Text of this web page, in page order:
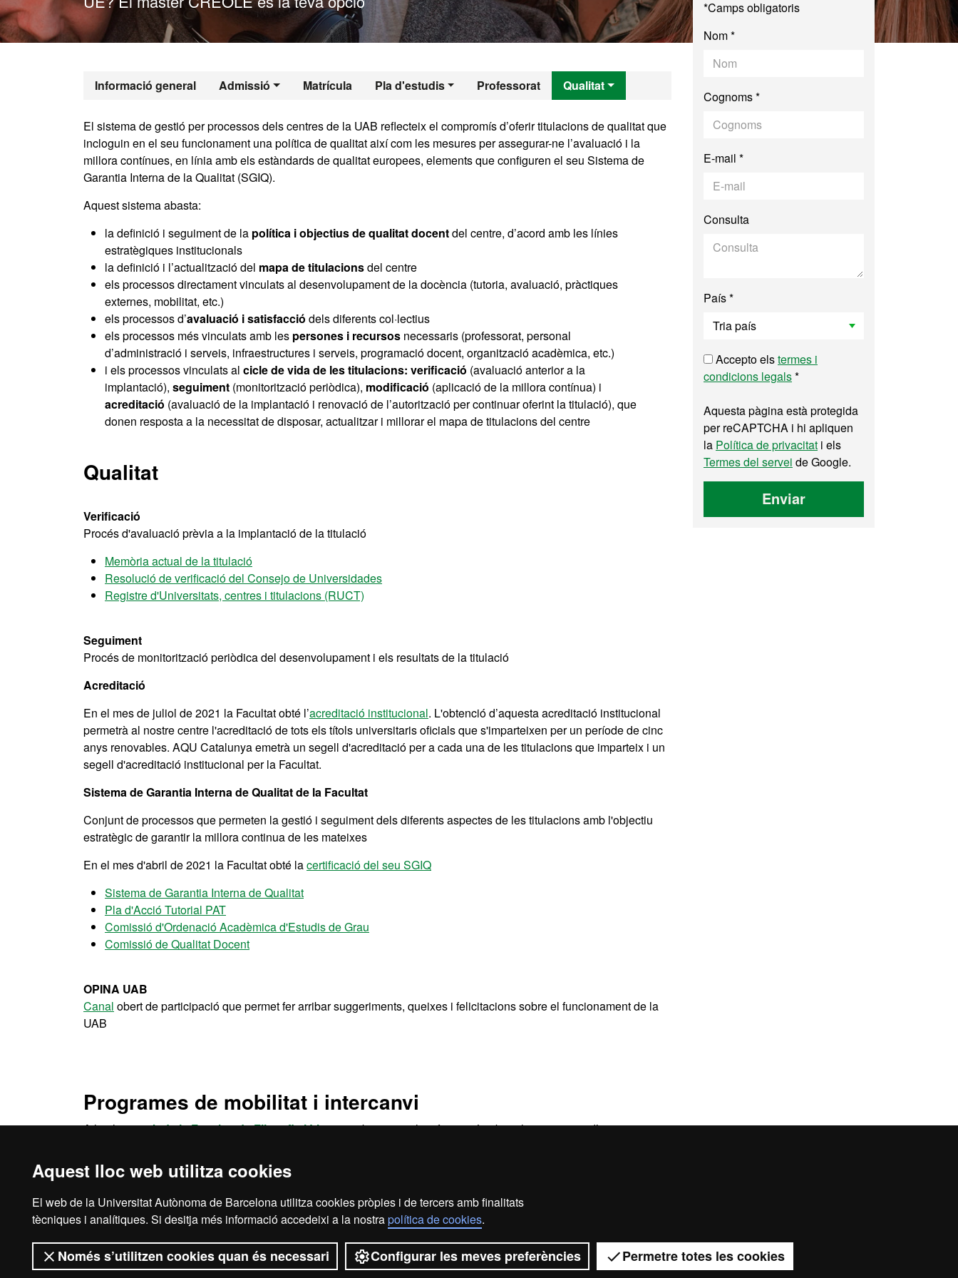
Aquest lloc web utilitza cookies
El web de la Universitat Autònoma de Barcelona utilitza cookies pròpies i de tercers amb finalitats
tècniques i analítiques. Si desitja més informació accedeixi a la nostrapolítica de cookies.
Només s’utilitzen cookies quan és necessari Configurar les meves preferències Permetre totes les cookies
Informació general Admissió Matrícula Pla d'estudis Professorat Qualitat
Màster Oficial - Antropologia Social i Cultural
El sistema de gestió per processos dels centres de la UAB reflecteix el compromís d’oferir titulacions de qualitat que
incloguin en el seu funcionament una política de qualitat així com les mesures per assegurar-ne l’avaluació i la
millora contínues, en línia amb els estàndards de qualitat europees, elements que configuren el seu Sistema de
Garantia Interna de la Qualitat (SGIQ).
Aquest sistema abasta:
la definició i seguiment de la política i objectius de qualitat docentdel centre, d’acord amb les línies
estratègiques institucionals
la definició i l’actualització del mapa de titulacionsdel centre
els processos directament vinculats al desenvolupament de la docència (tutoria, avaluació, pràctiques
externes, mobilitat, etc.)
els processos d’avaluació i satisfacció dels diferents col·lectius
els processos més vinculats amb les persones i recursos necessaris (professorat, personal
d’administració i serveis, infraestructures i serveis, programació docent, organització acadèmica, etc.)
i els processos vinculats al cicle de vida de les titulacions: verificació (avaluació anterior a la
implantació), seguiment (monitorització periòdica), modificació (aplicació de la millora contínua) i
acreditació (avaluació de la implantació i renovació de l’autorització per continuar oferint la titulació), que
donen resposta a la necessitat de disposar, actualitzar i millorar el mapa de titulacions del centre
Qualitat
Verificació
Procés d'avaluació prèvia a la implantació de la titulació
Memòria actual de la titulació
Resolució de verificació del Consejo de Universidades
Registre d'Universitats, centres i titulacions (RUCT)
Seguiment
Procés de monitorització periòdica del desenvolupament i els resultats de la titulació
Acreditació
En el mes de juliol de 2021 la Facultat obté l’acreditació institucional. L'obtenció d’aquesta acreditació institucional
permetrà al nostre centre l'acreditació de tots els títols universitaris oficials que s'imparteixen per un període de cinc
anys renovables. AQU Catalunya emetrà un segell d'acreditació per a cada una de les titulacions que imparteix i un
segell d'acreditació institucional per la Facultat.
Sistema de Garantia Interna de Qualitat de la Facultat
Conjunt de processos que permeten la gestió i seguiment dels diferents aspectes de les titulacions amb l'objectiu
estratègic de garantir la millora continua de les mateixes
En el mes d'abril de 2021 la Facultat obté lacertificació del seu SGIQ
Sistema de Garantia Interna de Qualitat
Pla d'Acció Tutorial PAT
Comissió d'Ordenació Acadèmica d'Estudis de Grau
Comissió de Qualitat Docent
OPINA UAB
Canal obert de participació que permet fer arribar suggeriments, queixes i felicitacions sobre el funcionament de la
UAB
Programes de mobilitat i intercanvi
A la planaweb de la Facultat de Filosofia i Lletrestrobareu tota la informació sobre els programes d’intercanvi i
Programes de mobilitat i intercanvi de la UAB
*Camps obligatoris
Nom *
Cognoms *
E-mail *
Consulta
País *
Accepto elstermes i
condicions legals*
Aquesta pàgina està protegida
per reCAPTCHA i hi apliquen
la Política de privacitat i els
Termes del servei de Google.
Enviar
2026 Universitat Autònoma de Barcelona